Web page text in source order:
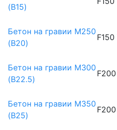
(B15)
Бетон на гравии М250
(B20)
F150
Бетон на гравии М300
(B22.5)
Бетон на гравии М350
(B25)